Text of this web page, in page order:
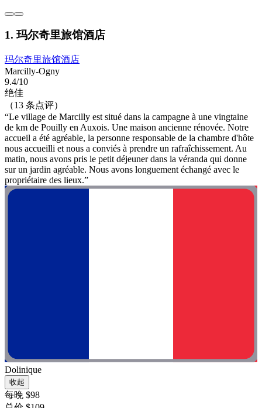
1. 玛尔奇里旅馆酒店
玛尔奇里旅馆酒店
Marcilly-Ogny
9.4/10
绝佳
（13 条点评）
“Le village de Marcilly est situé dans la campagne à une vingtaine
de km de Pouilly en Auxois. Une maison ancienne rénovée. Notre
accueil a été agréable, la personne responsable de la chambre d'hôte
nous accueilli et nous a conviés à prendre un rafraîchissement. Au
matin, nous avons pris le petit déjeuner dans la véranda qui donne
sur un jardin agréable. Nous avons longuement échangé avec le
propriétaire des lieux.”
Dolinique
收起
每晚 $98